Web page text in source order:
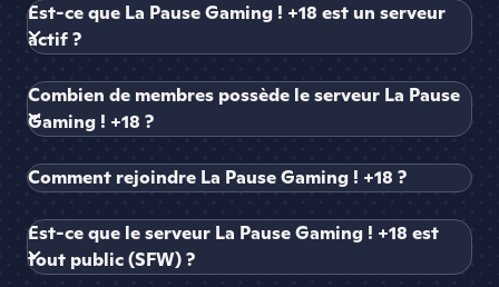
Est-ce que La Pause Gaming ! +18 est un serveur
actif ?
Combien de membres possède le serveur La Pause
Gaming ! +18 ?
Comment rejoindre La Pause Gaming ! +18 ?
Est-ce que le serveur La Pause Gaming ! +18 est
tout public (SFW) ?